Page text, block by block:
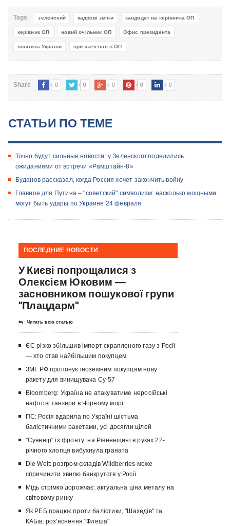
Tags зеленский кадрові зміни кандидат на керівника ОП
керівник ОП новий очільник ОП Офис президента
політика України призначення в ОП
Share 0 0 0 0 0
СТАТЬИ ПО ТЕМЕ
Точно будут сильные новости: у Зеленского поделились
ожиданиями от встречи «Рамштайн-8»
Буданов рассказал, когда Россия хочет закончить войну
Главное для Путина – "советский" символизм: насколько мощными
могут быть удары по Украине 24 февраля
ПОСЛЕДНИЕ НОВОСТИ
У Києві попрощалися з
Олексієм Юковим —
засновником пошукової групи
"Плацдарм"
Читать всю статью
ЄС різко збільшив імпорт скрапленого газу з Росії
— хто став найбільшим покупцем
ЗМІ: РФ пропонує іноземним покупцям нову
ракету для винищувача Су-57
Bloomberg: Україна не атакуватиме неросійські
нафтові танкери в Чорному морі
ПС: Росія вдарила по Україні шістьма
балістичними ракетами, усі досягли цілей
"Сувенір" із фронту: на Рівненщині в руках 22-
річного хлопця вибухнула граната
Die Welt: розгром складів Wildberries може
спричинити хвилю банкрутств у Росії
Мідь стрімко дорожчає: актуальна ціна металу на
світовому ринку
Як РЕБ працює проти балістики, "Шахедів" та
КАБів: роз'яснення "Флеша"